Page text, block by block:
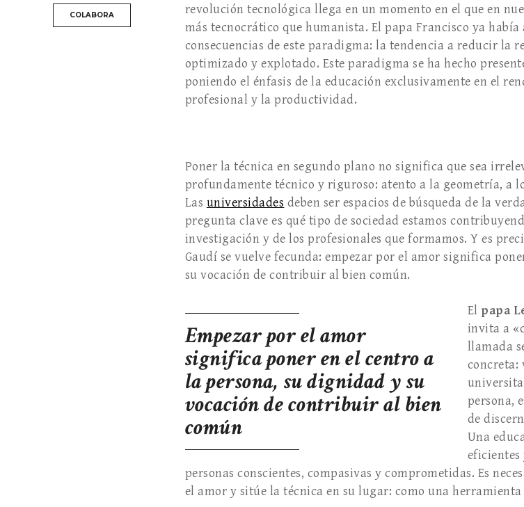
COLABORA
revolución tecnológica llega en un momento en el que en
más tecnocrático que humanista. El papa Francisco ya
consecuencias de este paradigma: la tendencia a reducir la
optimizado y explotado. Este paradigma se ha hecho
poniendo el énfasis de la educación exclusivamente en el
profesional y la productividad.
Poner la técnica en segundo plano no significa que sea
profundamente técnico y riguroso: atento a la geometría, a
Las universidades deben ser espacios de búsqueda de la
pregunta clave es qué tipo de sociedad estamos
investigación y de los profesionales que formamos. Y es
Gaudí se vuelve fecunda: empezar por el amor significa
su vocación de contribuir al bien común.
Empezar por el amor
significa poner en el centro a
la persona, su dignidad y su
vocación de contribuir al bien
común
El papa
invita a
llamada
concreta:
persona,
de
Una
eficientes
personas conscientes, compasivas y comprometidas. Es
el amor y sitúe la técnica en su lugar: como una